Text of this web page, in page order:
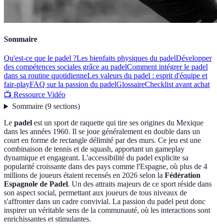
Sommaire
Qu'est-ce que le padel ?Les bienfaits physiques du padelDévelopper
des compétences sociales grâce au padelComment intégrer le padel
dans sa routine quotidienneLes valeurs du padel : esprit d'équipe et
fair-playFAQ sur la passion du padelGlossaireChecklist avant achat
📺 Ressource Vidéo
Sommaire(9 sections)
Le padel est un sport de raquette qui tire ses origines du Mexique
dans les années 1960. Il se joue généralement en double dans un
court en forme de rectangle délimité par des murs. Ce jeu est une
combinaison de tennis et de squash, apportant un gameplay
dynamique et engageant. L'accessibilité du padel explicite sa
popularité croissante dans des pays comme l'Espagne, où plus de 4
millions de joueurs étaient recensés en 2026 selon la Fédération
Espagnole de Padel. Un des attraits majeurs de ce sport réside dans
son aspect social, permettant aux joueurs de tous niveaux de
s'affronter dans un cadre convivial. La passion du padel peut donc
inspirer un véritable sens de la communauté, où les interactions sont
enrichissantes et stimulantes.